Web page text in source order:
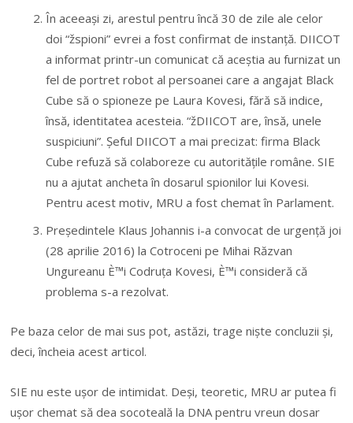
În aceeași zi, arestul pentru încă 30 de zile ale celor
doi “žspioni” evrei a fost confirmat de instanță. DIICOT
a informat printr-un comunicat că aceștia au furnizat un
fel de portret robot al persoanei care a angajat Black
Cube să o spioneze pe Laura Kovesi, fără să indice,
însă, identitatea acesteia. “žDIICOT are, însă, unele
suspiciuni”. Șeful DIICOT a mai precizat: firma Black
Cube refuză să colaboreze cu autoritățile române. SIE
nu a ajutat ancheta în dosarul spionilor lui Kovesi.
Pentru acest motiv, MRU a fost chemat în Parlament.
Președintele Klaus Johannis i-a convocat de urgență joi
(28 aprilie 2016) la Cotroceni pe Mihai Răzvan
Ungureanu È™i Codruța Kovesi, È™i consideră că
problema s-a rezolvat.
Pe baza celor de mai sus pot, astăzi, trage niște concluzii și,
deci, încheia acest articol.
SIE nu este ușor de intimidat. Deși, teoretic, MRU ar putea fi
ușor chemat să dea socoteală la DNA pentru vreun dosar